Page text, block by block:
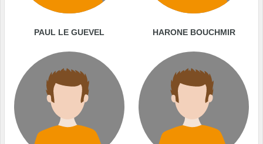
PAUL LE GUEVEL HARONE BOUCHMIR